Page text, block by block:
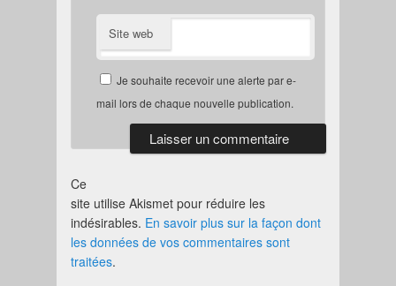
Site web
Je souhaite recevoir une alerte par e-
mail lors de chaque nouvelle publication.
Ce
site utilise Akismet pour réduire les
indésirables. En savoir plus sur la façon dont
les données de vos commentaires sont
traitées.